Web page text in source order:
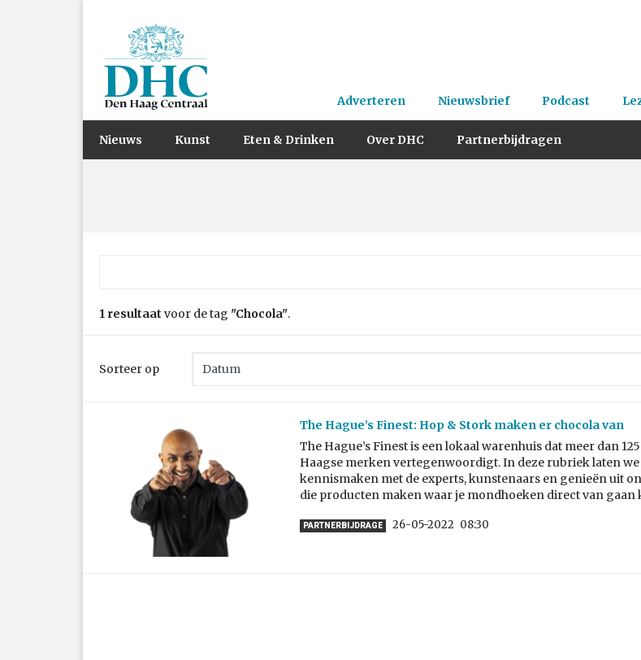
Adverteren Nieuwsbrief Podcast
Nieuws Kunst Eten & Drinken Over DHC Partnerbijdragen
1 resultaat voor de tag "Chocola".
Sorteer op
The Hague’s Finest: Hop & Stork maken er chocola van
The Hague’s Finest is een lokaal warenhuis dat meer dan 125
Haagse merken vertegenwoordigt. In deze rubriek laten we
kennismaken met de experts, kunstenaars en genieën uit
die producten maken waar je mondhoeken direct van gaan
PARTNERBIJDRAGE 26-05-2022 08:30